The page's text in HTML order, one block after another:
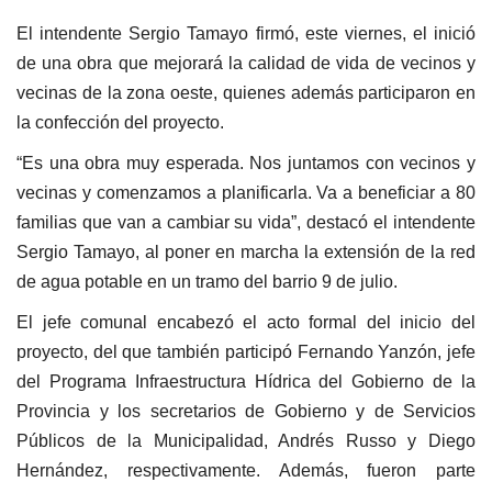
El intendente Sergio Tamayo firmó, este viernes, el inició
de una obra que mejorará la calidad de vida de vecinos y
vecinas de la zona oeste, quienes además participaron en
la confección del proyecto.
“Es una obra muy esperada. Nos juntamos con vecinos y
vecinas y comenzamos a planificarla. Va a beneficiar a 80
familias que van a cambiar su vida”, destacó el intendente
Sergio Tamayo, al poner en marcha la extensión de la red
de agua potable en un tramo del barrio 9 de julio.
El jefe comunal encabezó el acto formal del inicio del
proyecto, del que también participó Fernando Yanzón, jefe
del Programa Infraestructura Hídrica del Gobierno de la
Provincia y los secretarios de Gobierno y de Servicios
Públicos de la Municipalidad, Andrés Russo y Diego
Hernández, respectivamente. Además, fueron parte